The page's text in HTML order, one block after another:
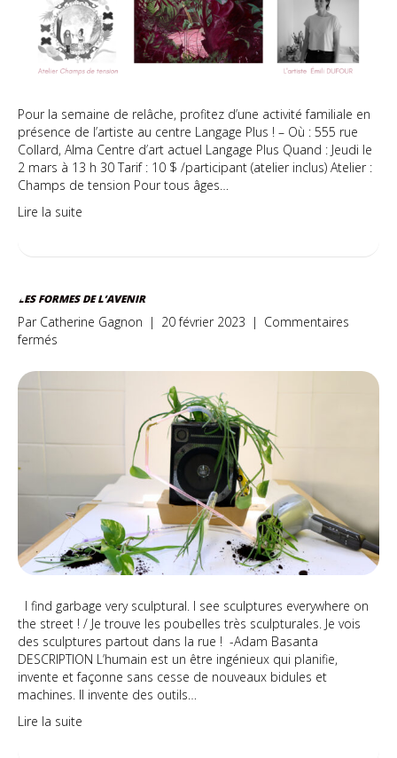
avec
l’artiste
Emili
DUFOUR
Pour la semaine de relâche, profitez d’une activité familiale en
présence de l’artiste au centre Langage Plus ! – Où : 555 rue
Collard, Alma Centre d’art actuel Langage Plus Quand : Jeudi le
2 mars à 13 h 30 Tarif : 10 $ /participant (atelier inclus) Atelier :
Champs de tension Pour tous âges…
Lire la suite
LES FORMES DE L’AVENIR
Par Catherine Gagnon | 20 février 2023 | Commentaires
fermés
formes
I find garbage very sculptural. I see sculptures everywhere on
the street ! / Je trouve les poubelles très sculpturales. Je vois
des sculptures partout dans la rue ! -Adam Basanta
DESCRIPTION L’humain est un être ingénieux qui planifie,
invente et façonne sans cesse de nouveaux bidules et
machines. Il invente des outils…
Lire la suite